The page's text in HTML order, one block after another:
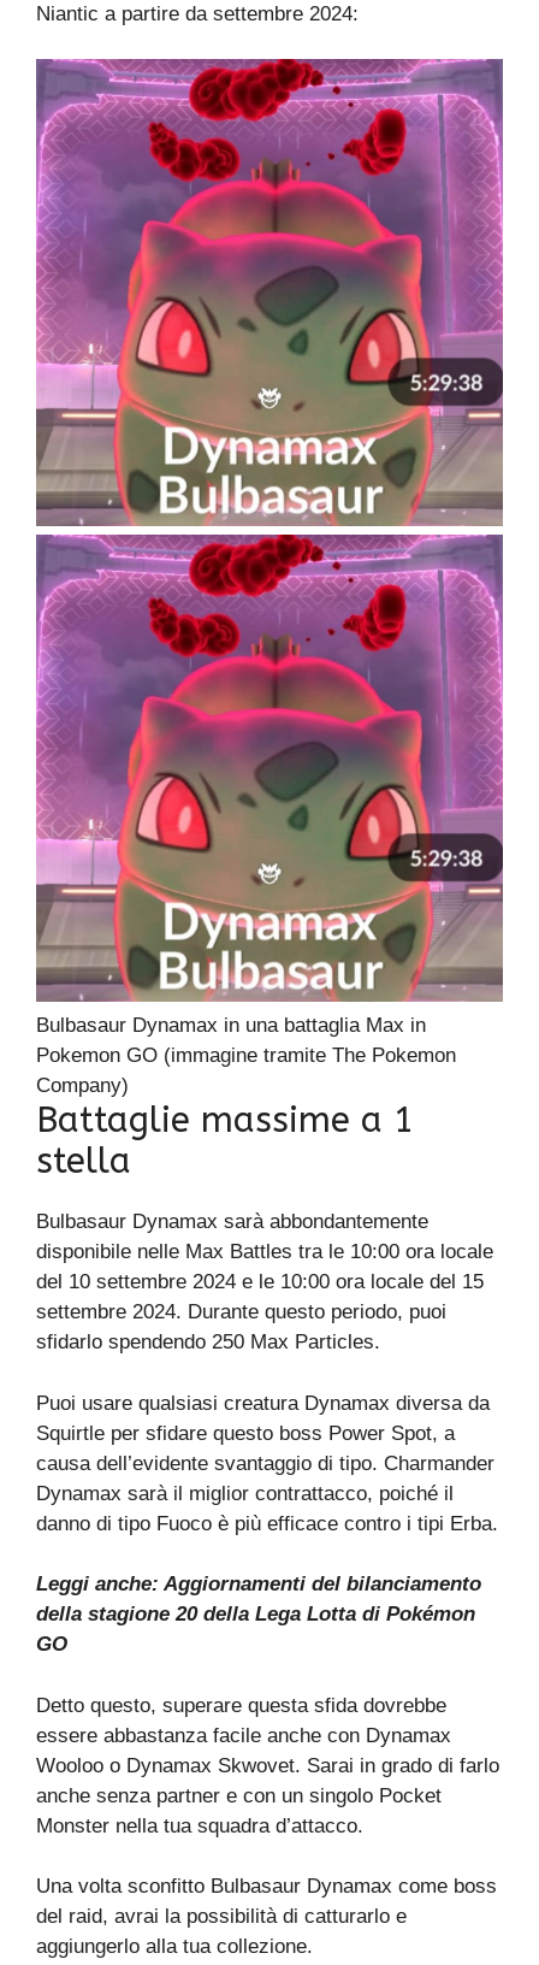
Niantic a partire da settembre 2024:
Bulbasaur Dynamax in una battaglia Max in
Pokemon GO (immagine tramite The Pokemon
Company)
Battaglie massime a 1
stella
Bulbasaur Dynamax sarà abbondantemente
disponibile nelle Max Battles tra le 10:00 ora locale
del 10 settembre 2024 e le 10:00 ora locale del 15
settembre 2024. Durante questo periodo, puoi
sfidarlo spendendo 250 Max Particles.
Puoi usare qualsiasi creatura Dynamax diversa da
Squirtle per sfidare questo boss Power Spot, a
causa dell’evidente svantaggio di tipo. Charmander
Dynamax sarà il miglior contrattacco, poiché il
danno di tipo Fuoco è più efficace contro i tipi Erba.
Leggi anche:Aggiornamenti del bilanciamento
della stagione 20 della Lega Lotta di Pokémon
GO
Detto questo, superare questa sfida dovrebbe
essere abbastanza facile anche con Dynamax
Wooloo o Dynamax Skwovet. Sarai in grado di farlo
anche senza partner e con un singolo Pocket
Monster nella tua squadra d’attacco.
Una volta sconfitto Bulbasaur Dynamax come boss
del raid, avrai la possibilità di catturarlo e
aggiungerlo alla tua collezione.